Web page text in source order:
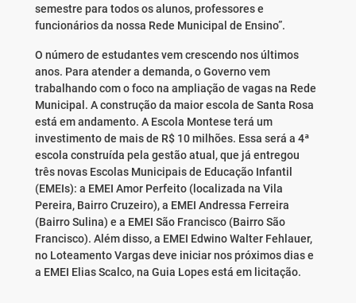
semestre para todos os alunos, professores e
funcionários da nossa Rede Municipal de Ensino”.
O número de estudantes vem crescendo nos últimos
anos. Para atender a demanda, o Governo vem
trabalhando com o foco na ampliação de vagas na Rede
Municipal. A construção da maior escola de Santa Rosa
está em andamento. A Escola Montese terá um
investimento de mais de R$ 10 milhões. Essa será a 4ª
escola construída pela gestão atual, que já entregou
três novas Escolas Municipais de Educação Infantil
(EMEIs): a EMEI Amor Perfeito (localizada na Vila
Pereira, Bairro Cruzeiro), a EMEI Andressa Ferreira
(Bairro Sulina) e a EMEI São Francisco (Bairro São
Francisco). Além disso, a EMEI Edwino Walter Fehlauer,
no Loteamento Vargas deve iniciar nos próximos dias e
a EMEI Elias Scalco, na Guia Lopes está em licitação.